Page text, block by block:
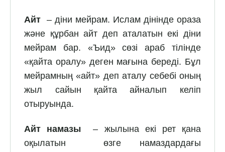
Айт – діни мейрам. Ислам дінінде ораза
және құрбан айт деп аталатын екі діни
мейрам бар. «Ъид» сөзі араб тілінде
«қайта оралу» деген мағына береді. Бұл
мейрамның «айт» деп аталу себебі оның
жыл сайын қайта айналып келіп
отыруында.
Айт намазы – жылына екі рет қана
оқылатын өзге намаздардағы